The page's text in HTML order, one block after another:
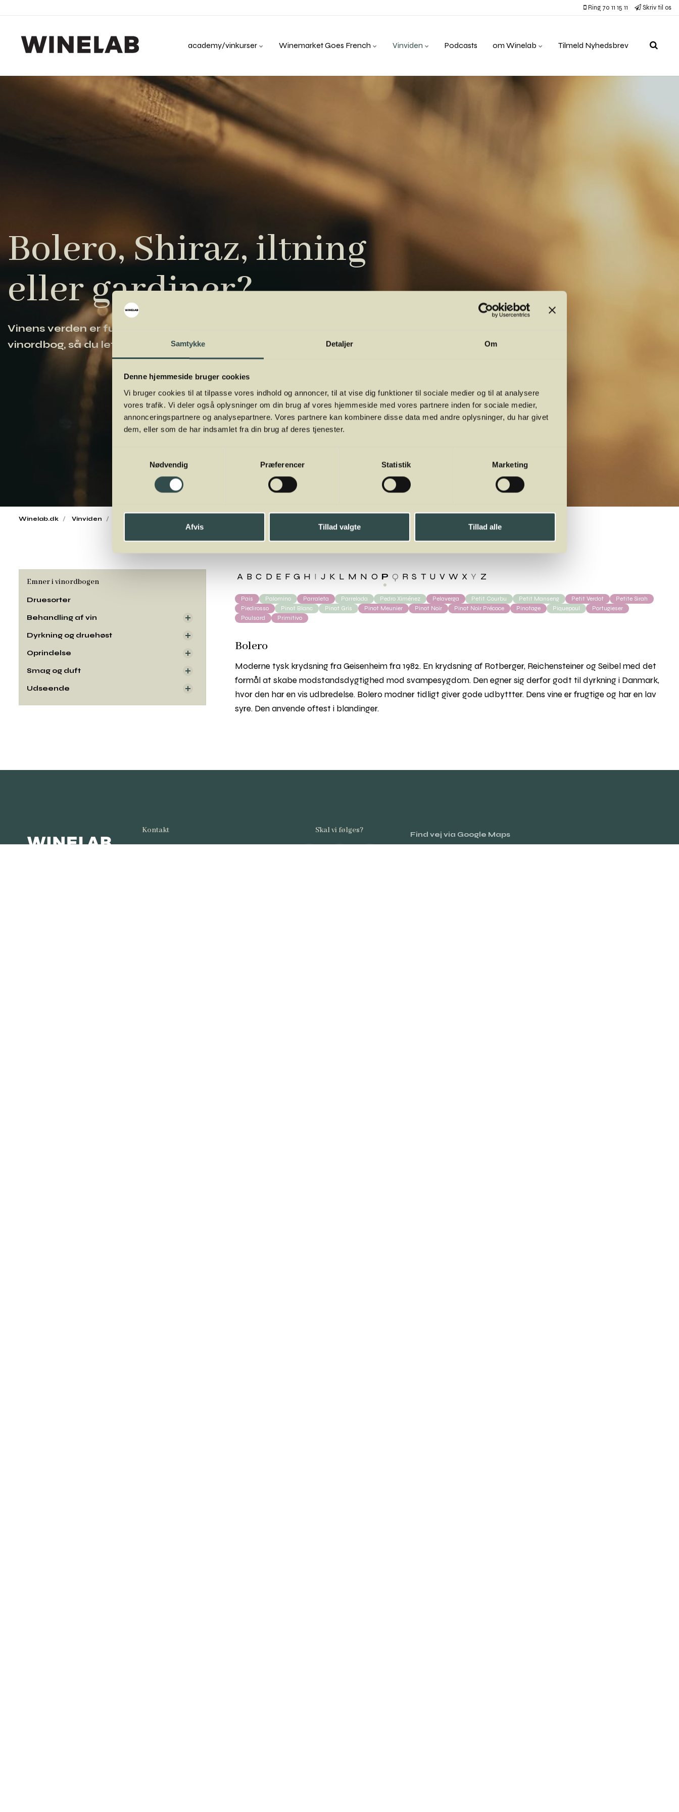
Samtykke Detaljer Om
Denne hjemmeside bruger cookies
Vi bruger cookies til at tilpasse vores indhold og annoncer, til at vise dig funktioner til sociale medier og til at analysere
vores trafik. Vi deler også oplysninger om din brug af vores hjemmeside med vores partnere inden for sociale medier,
annonceringspartnere og analysepartnere. Vores partnere kan kombinere disse data med andre oplysninger, du har givet
dem, eller som de har indsamlet fra din brug af deres tjenester.
Nødvendig
Præferencer Statistik Marketing
Afvis Tillad valgte Tillad alle
Ring 70 11 15 11 Skriv til os
academy/vinkurser Winemarket Goes French Vinviden Podcasts om Winelab Tilmeld Nyhedsbrev
Bolero, Shiraz, iltning
eller gardiner?
Vinens verden er fuld af komplicerede udtryk. Vi har samlet de vigtigste i vores
vinordbog, så du lettere kan navigere og orientere dig.
Winelab.dk Vinviden
A B C D E F G H I J K L M N O P Q R S T U V W X Y Z
Pais Palomino Parraleta Parrelada Pedro Ximénez Pelaverga Petit Courbu Petit Manseng Petit Verdot
Petite Sirah
Piedirosso
Pinot Blanc Pinot Gris Pinot Meunier Pinot Noir Pinot Noir Précoce Pinotage Piquepoul
Portugieser
Poulsard
Primitivo
Bolero
Moderne tysk krydsning fra Geisenheim fra 1982. En krydsning af Rotberger, Reichensteiner og Seibel med det
formål at skabe modstandsdygtighed mod svampesygdom. Den egner sig derfor godt til dyrkning i Danmark,
hvor den har en vis udbredelse. Bolero modner tidligt giver gode udbyttter. Dens vine er frugtige og har en lav
syre. Den anvende oftest i blandinger.
Emner i vinordbogen
Druesorter
Behandling af vin
Dyrkning og druehøst
Oprindelse
Smag og duft
Udseende
Kontakt Skal vi følges? Find vej via Google Maps